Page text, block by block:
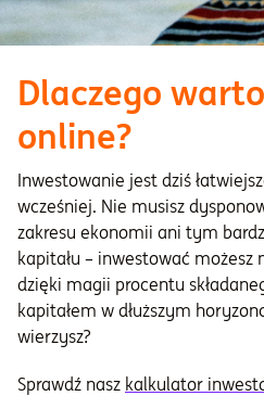
Dlaczego
online?
Inwestowanie jest dziś
wcześniej. Nie musisz
zakresu ekonomii ani tym
kapitału – inwestować
dzięki magii procentu
kapitałem w dłuższym
wierzysz?
Sprawdź nasz kalkulator